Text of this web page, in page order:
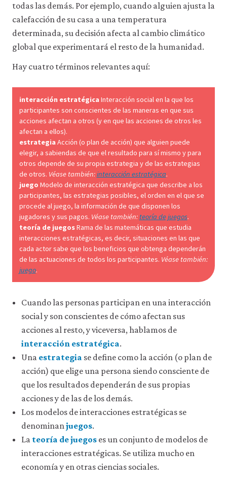
de
uso
de
nuestro
sitio
web.
Estas
cookies
instalarán
aceptas.
vendemos
cedemos
datos
personales
uso
terceros
empleamos
con
otro
obtener
información
detallada
sobre
cookies
que
utilizamos,
nuestra
política
privacidad.
todas las demás. Por ejemplo, cuando alguien ajusta la
calefacción de su casa a una temperatura
determinada, su decisión afecta al cambio climático
global que experimentará el resto de la humanidad.
Hay cuatro términos relevantes aquí:
interacción estratégicaInteracción social en la que los
participantes son conscientes de las maneras en que sus
acciones afectan a otros (y en que las acciones de otros les
afectan a ellos).
estrategiaAcción (o plan de acción) que alguien puede
elegir, a sabiendas de que el resultado para sí mismo y para
otros depende de su propia estrategia y de las estrategias
de otros. Véase también:interacción estratégica.
juego Modelo de interacción estratégica que describe a los
participantes, las estrategias posibles, el orden en el que se
procede al juego, la información de que disponen los
jugadores y sus pagos. Véase también: teoría de juegos.
teoría de juegosRama de las matemáticas que estudia
interacciones estratégicas, es decir, situaciones en las que
cada actor sabe que los beneficios que obtenga dependerán
de las actuaciones de todos los participantes. Véase también:
juego.
Cuando las personas participan en una interacción
social y son conscientes de cómo afectan sus
acciones al resto, y viceversa, hablamos de
interacción estratégica.
Una estrategia se define como la acción (o plan de
acción) que elige una persona siendo consciente de
que los resultados dependerán de sus propias
acciones y de las de los demás.
Los modelos de interacciones estratégicas se
denominanjuegos.
La teoría de juegos es un conjunto de modelos de
interacciones estratégicas. Se utiliza mucho en
economía y en otras ciencias sociales.